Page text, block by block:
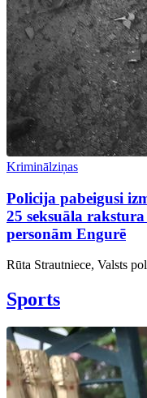
Kriminālziņas
Policija pabeigusi
25 seksuāla
personām Engurē
Rūta Strautniece, Valsts
Sports